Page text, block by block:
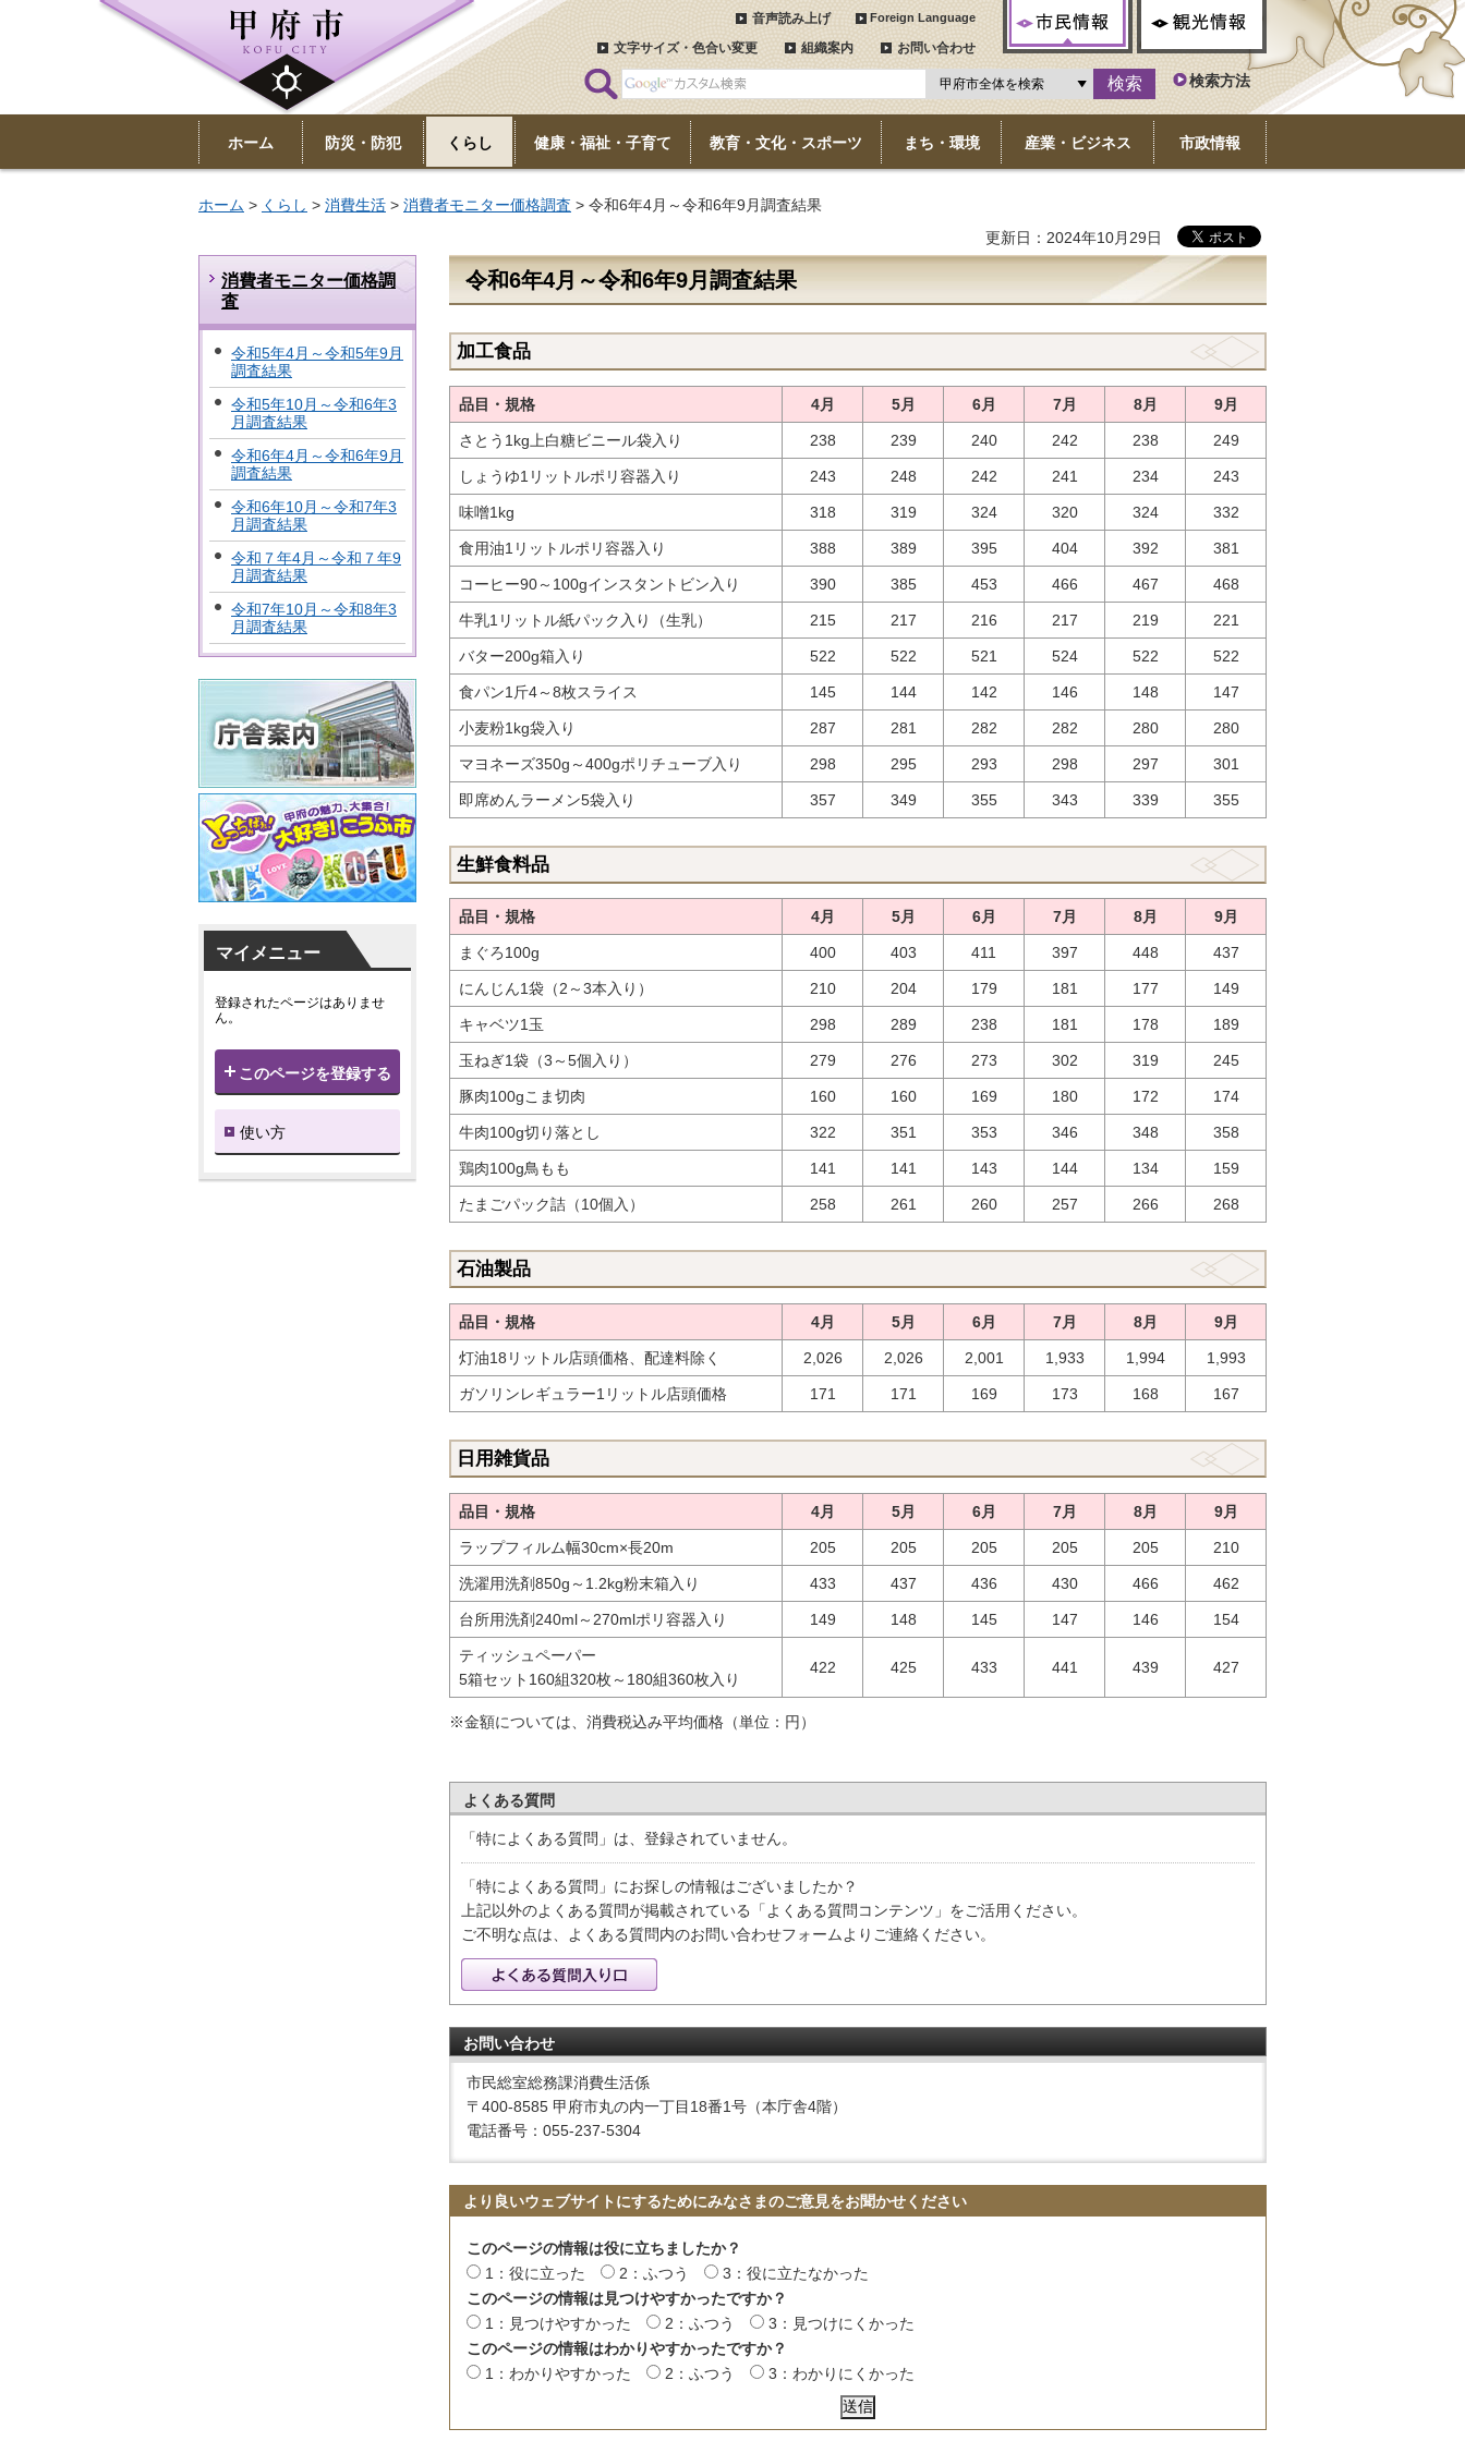
音声読み上げ Foreign Language
文字サイズ・色合い変更 組織案内 お問い合わせ
検索方法
ホーム 防災・防犯 くらし 健康・福祉・子育て 教育・文化・スポーツ まち・環境 産業・ビジネス 市政情報
ホーム > くらし > 消費生活 > 消費者モニター価格調査 > 令和6年4月～令和6年9月調査結果
更新日：2024年10月29日
消費者モニター価格調
査
令和5年4月～令和5年9月
調査結果
令和5年10月～令和6年3
月調査結果
令和6年4月～令和6年9月
調査結果
令和6年10月～令和7年3
月調査結果
令和７年4月～令和７年9
月調査結果
令和7年10月～令和8年3
月調査結果
マイメニュー
登録されたページはありませ
ん。
このページを登録する
使い方
令和6年4月～令和6年9月調査結果
加工食品
品目・規格 4月 5月 6月 7月 8月 9月
さとう1kg上白糖ビニール袋入り 238 239 240 242 238 249
しょうゆ1リットルポリ容器入り 243 248 242 241 234 243
味噌1kg 318 319 324 320 324 332
食用油1リットルポリ容器入り 388 389 395 404 392 381
コーヒー90～100gインスタントビン入り 390 385 453 466 467 468
牛乳1リットル紙パック入り（生乳） 215 217 216 217 219 221
バター200g箱入り 522 522 521 524 522 522
食パン1斤4～8枚スライス 145 144 142 146 148 147
小麦粉1kg袋入り 287 281 282 282 280 280
マヨネーズ350g～400gポリチューブ入り 298 295 293 298 297 301
即席めんラーメン5袋入り 357 349 355 343 339 355
生鮮食料品
品目・規格 4月 5月 6月 7月 8月 9月
まぐろ100g 400 403 411 397 448 437
にんじん1袋（2～3本入り） 210 204 179 181 177 149
キャベツ1玉 298 289 238 181 178 189
玉ねぎ1袋（3～5個入り） 279 276 273 302 319 245
豚肉100gこま切肉 160 160 169 180 172 174
牛肉100g切り落とし 322 351 353 346 348 358
鶏肉100g鳥もも 141 141 143 144 134 159
たまごパック詰（10個入） 258 261 260 257 266 268
石油製品
品目・規格 4月 5月 6月 7月 8月 9月
灯油18リットル店頭価格、配達料除く 2,026 2,026 2,001 1,933 1,994 1,993
ガソリンレギュラー1リットル店頭価格 171 171 169 173 168 167
日用雑貨品
品目・規格 4月 5月 6月 7月 8月 9月
ラップフィルム幅30cm×長20m 205 205 205 205 205 210
洗濯用洗剤850g～1.2kg粉末箱入り 433 437 436 430 466 462
台所用洗剤240ml～270mlポリ容器入り 149 148 145 147 146 154
ティッシュペーパー
5箱セット160組320枚～180組360枚入り
422 425 433 441 439 427
※金額については、消費税込み平均価格（単位：円）
よくある質問
「特によくある質問」は、登録されていません。
「特によくある質問」にお探しの情報はございましたか？
上記以外のよくある質問が掲載されている「よくある質問コンテンツ」をご活用ください。
ご不明な点は、よくある質問内のお問い合わせフォームよりご連絡ください。
お問い合わせ
市民総室総務課消費生活係
〒400-8585 甲府市丸の内一丁目18番1号（本庁舎4階）
電話番号：055-237-5304
より良いウェブサイトにするためにみなさまのご意見をお聞かせください
このページの情報は役に立ちましたか？
1：役に立った
2：ふつう
3：役に立たなかった
このページの情報は見つけやすかったですか？
1：見つけやすかった
2：ふつう
3：見つけにくかった
このページの情報はわかりやすかったですか？
1：わかりやすかった
2：ふつう 3：わかりにくかった